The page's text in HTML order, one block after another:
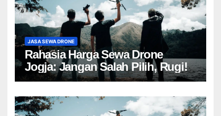
JASA SEWA DRONE
Rahasia Harga Sewa Drone
Jogja: Jangan Salah Pilih, Rugi!